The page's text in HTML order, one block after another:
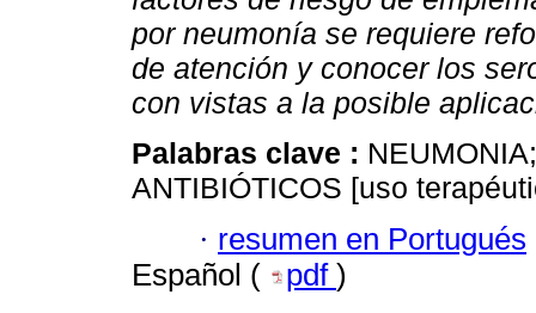
por neumonía se requiere
de atención y conocer los
con vistas a la posible
Palabras clave :
ANTIBIÓTICOS [uso
· resumen en Portugués
Español (
pdf )